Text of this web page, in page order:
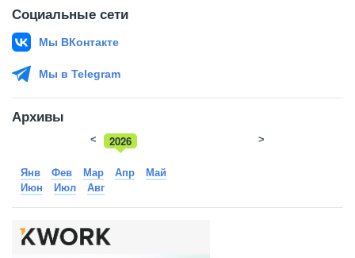
Социальные сети
Мы ВКонтакте
Мы в Telegram
Архивы
2026
2025
< >
Янв Фев Мар Апр
Май
Июн
Июл Авг